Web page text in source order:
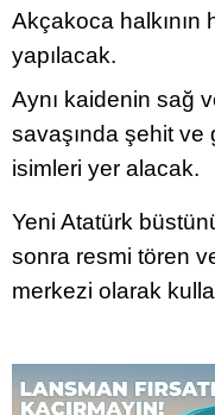
Akçakoca halkının
yapılacak.
Aynı kaidenin sağ
savaşında şehit ve
isimleri yer alacak.
Yeni Atatürk
sonra resmi tören
merkezi olarak